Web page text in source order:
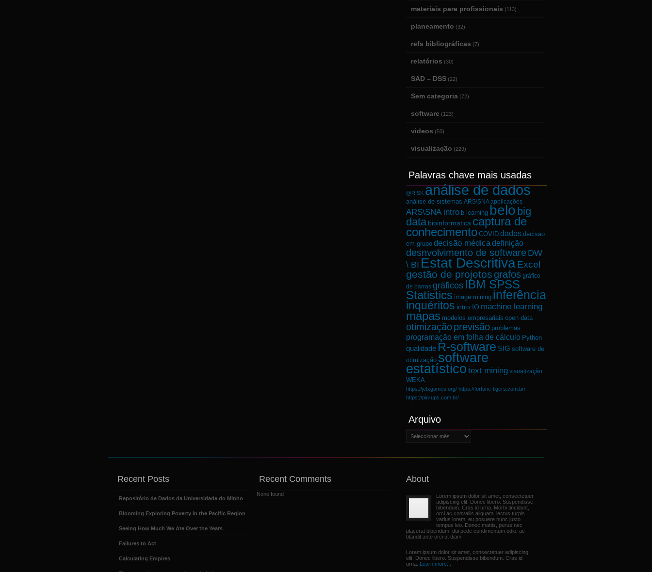
materiais para profissionais (113)
planeamento (32)
refs bibliográficas (7)
relatórios (30)
SAD – DSS (22)
Sem categoria (72)
software (123)
videos (50)
visualização (229)
Palavras chave mais usadas
@RISK análise de dados
análise de sistemas ARS\SNA applicações
ARS\SNA intro b-learning belo big
data bioinformatica captura de
conhecimento COVID dados decisao
em grupo decisão médicadefinição
desnvolvimento de software DW
\ BI Estat DescritivaExcel
gestão de projetos grafos gráfico
de barras gráficos IBM SPSS
Statistics image mining inferência
inquéritos intro IO machine learning
mapas modelos empresariais open data
otimizaçãoprevisão problemas
programação em folha de cálculo Python
qualidade R-software SIG software de
otimização software
estatístico text mining visualização
WEKA
https://jetxgames.org/ https://fortune-tigers.com.br/
https://pin-ups.com.br/
Arquivo
Arquivo
Recent Posts
Repositório de Dados da Universidade do Minho
Blooming Exploring Poverty in the Pacific Region
Seeing How Much We Ate Over the Years
Failures to Act
Calculating Empires
Recent Comments
None found
About
Lorem ipsum dolor sit amet, consectetuer
adipiscing elit. Donec libero. Suspendisse
bibendum. Cras id urna. Morbi tincidunt,
orci ac convallis aliquam, lectus turpis
varius lorem, eu posuere nunc justo
tempus leo. Donec mattis, purus nec
placerat bibendum, dui pede condimentum odio, ac
blandit ante orci ut diam.
Lorem ipsum dolor sit amet, consectetuer adipiscing
elit. Donec libero. Suspendisse bibendum. Cras id
urna. Learn more...